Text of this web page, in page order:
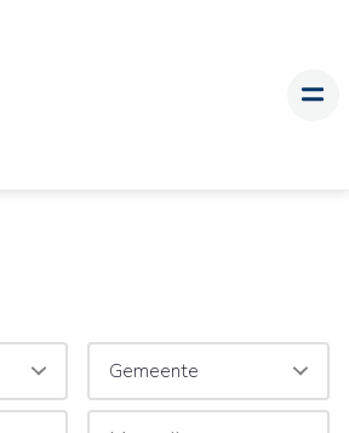
Gemeente